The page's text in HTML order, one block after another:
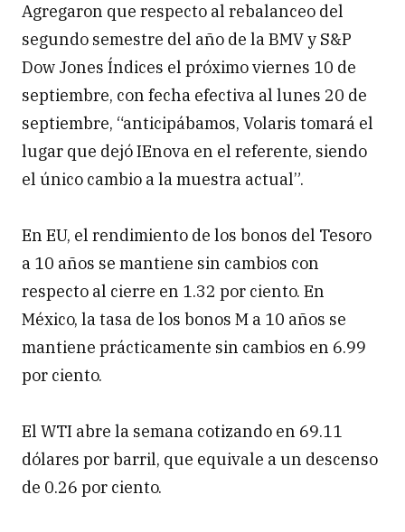
Agregaron que respecto al rebalanceo del
segundo semestre del año de la BMV y S&P
Dow Jones Índices el próximo viernes 10 de
septiembre, con fecha efectiva al lunes 20 de
septiembre, “anticipábamos, Volaris tomará el
lugar que dejó IEnova en el referente, siendo
el único cambio a la muestra actual”.
En EU, el rendimiento de los bonos del Tesoro
a 10 años se mantiene sin cambios con
respecto al cierre en 1.32 por ciento. En
México, la tasa de los bonos M a 10 años se
mantiene prácticamente sin cambios en 6.99
por ciento.
El WTI abre la semana cotizando en 69.11
dólares por barril, que equivale a un descenso
de 0.26 por ciento.